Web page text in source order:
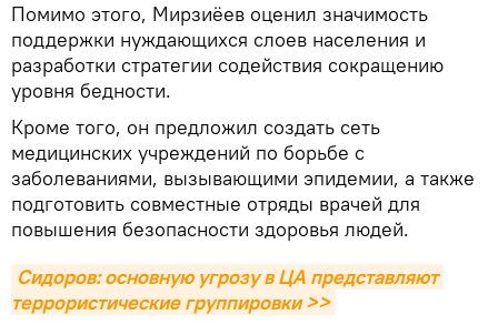
Помимо этого, Мирзиёев оценил значимость
поддержки нуждающихся слоев населения и
разработки стратегии содействия сокращению
уровня бедности.
Кроме того, он предложил создать сеть
медицинских учреждений по борьбе с
заболеваниями, вызывающими эпидемии, а также
подготовить совместные отряды врачей для
повышения безопасности здоровья людей.
Сидоров: основную угрозу в ЦА представляют
террористические группировки >>